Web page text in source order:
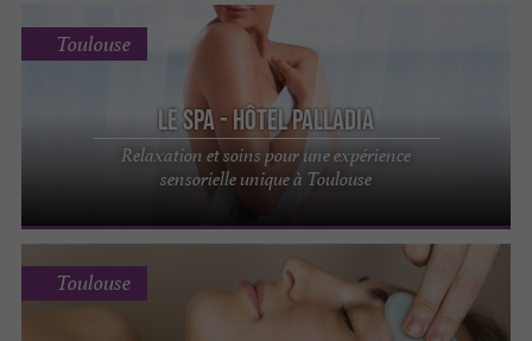
Le Spa - Hôtel Palladia
Relaxation et soins pour une expérience
sensorielle unique à Toulouse
Toulouse
Toulouse